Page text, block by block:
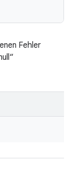
Fehler